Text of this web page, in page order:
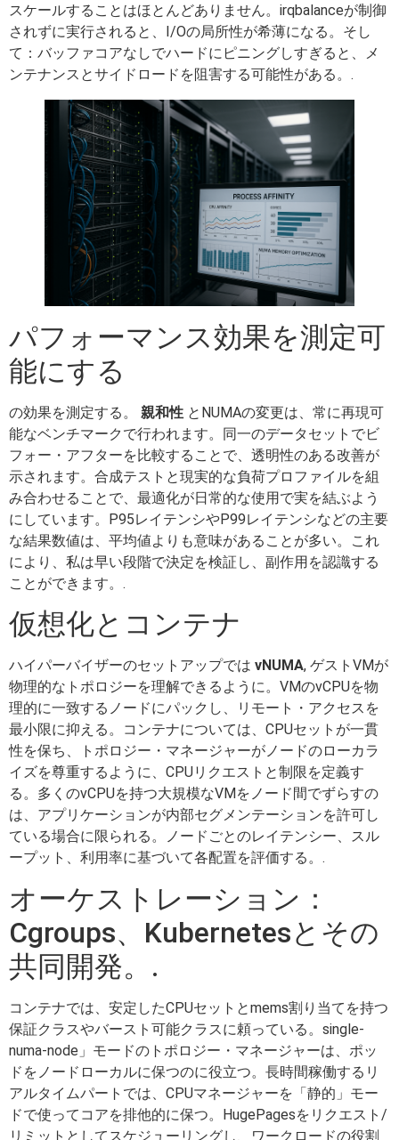
スケールすることはほとんどありません。irqbalanceが制御
されずに実行されると、I/Oの局所性が希薄になる。そし
て：バッファコアなしでハードにピニングしすぎると、メ
ンテナンスとサイドロードを阻害する可能性がある。.
パフォーマンス効果を測定可
能にする
の効果を測定する。 親和性 とNUMAの変更は、常に再現可
能なベンチマークで行われます。同一のデータセットでビ
フォー・アフターを比較することで、透明性のある改善が
示されます。合成テストと現実的な負荷プロファイルを組
み合わせることで、最適化が日常的な使用で実を結ぶよう
にしています。P95レイテンシやP99レイテンシなどの主要
な結果数値は、平均値よりも意味があることが多い。これ
により、私は早い段階で決定を検証し、副作用を認識する
ことができます。.
仮想化とコンテナ
ハイパーバイザーのセットアップでは vNUMA, ゲストVMが
物理的なトポロジーを理解できるように。VMのvCPUを物
理的に一致するノードにパックし、リモート・アクセスを
最小限に抑える。コンテナについては、CPUセットが一貫
性を保ち、トポロジー・マネージャーがノードのローカラ
イズを尊重するように、CPUリクエストと制限を定義す
る。多くのvCPUを持つ大規模なVMをノード間でずらすの
は、アプリケーションが内部セグメンテーションを許可し
ている場合に限られる。ノードごとのレイテンシー、スル
ープット、利用率に基づいて各配置を評価する。.
オーケストレーション：
Cgroups、Kubernetesとその
共同開発。.
コンテナでは、安定したCPUセットとmems割り当てを持つ
保証クラスやバースト可能クラスに頼っている。single-
numa-node」モードのトポロジー・マネージャーは、ポッ
ドをノードローカルに保つのに役立つ。長時間稼働するリ
アルタイムパートでは、CPUマネージャーを「静的」モー
ドで使ってコアを排他的に保つ。HugePagesをリクエスト/
リミットとしてスケジューリングし、ワークロードの役割